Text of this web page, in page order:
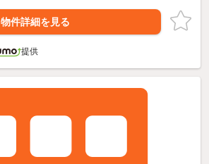
物件詳細を見る
提供